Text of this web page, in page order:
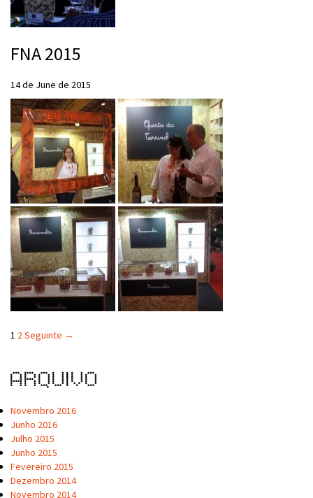
FNA 2015
14 de June de 2015
1 2Seguinte →
Arquivo
Novembro 2016
Junho 2016
Julho 2015
Junho 2015
Fevereiro 2015
Dezembro 2014
Novembro 2014